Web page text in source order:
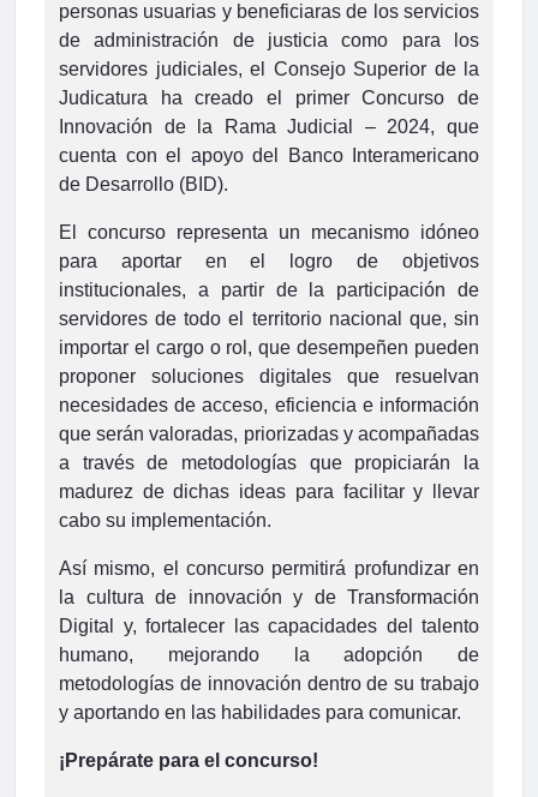
personas usuarias y beneficiaras de los servicios
de administración de justicia como para los
servidores judiciales, el Consejo Superior de la
Judicatura ha creado el primer Concurso de
Innovación de la Rama Judicial – 2024, que
cuenta con el apoyo del Banco Interamericano
de Desarrollo (BID).
El concurso representa un mecanismo idóneo
para aportar en el logro de objetivos
institucionales, a partir de la participación de
servidores de todo el territorio nacional que, sin
importar el cargo o rol, que desempeñen pueden
proponer soluciones digitales que resuelvan
necesidades de acceso, eficiencia e información
que serán valoradas, priorizadas y acompañadas
a través de metodologías que propiciarán la
madurez de dichas ideas para facilitar y llevar
cabo su implementación.
Así mismo, el concurso permitirá profundizar en
la cultura de innovación y de Transformación
Digital y, fortalecer las capacidades del talento
humano, mejorando la adopción de
metodologías de innovación dentro de su trabajo
y aportando en las habilidades para comunicar.
¡Prepárate para el concurso!